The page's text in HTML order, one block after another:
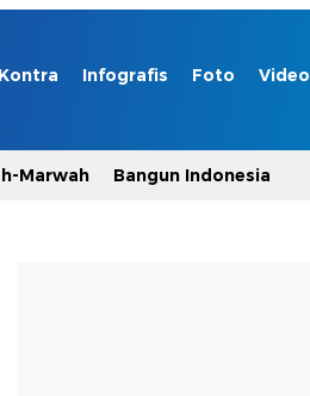
Infografis Foto Video
Marwah Bangun Indonesia